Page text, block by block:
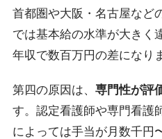
首都圏や大阪・名古屋など
では基本給の水準が大きく
年収で数百万円の差になり
第四の原因は、 専門性が評
す。認定看護師や専門看護
によっては手当が月数千円